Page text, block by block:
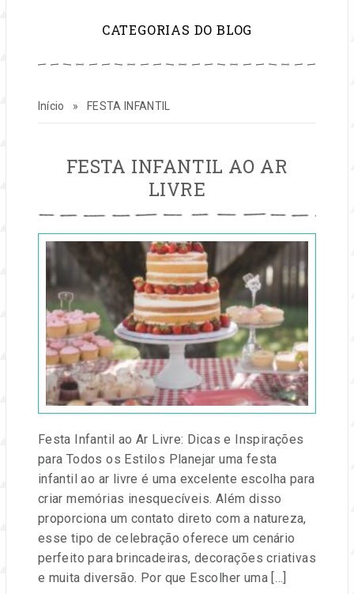
inspirar
sua
vida
seu
negócio
de
festas
e
eventos.
CATEGORIAS DO BLOG
Início » FESTA INFANTIL
FESTA
INFANTIL
FESTA INFANTIL AO AR
LIVRE
Publicado
em
23
jan,
2025por
Entre
na
Festa
Festa Infantil ao Ar Livre: Dicas e Inspirações
para Todos os Estilos Planejar uma festa
infantil ao ar livre é uma excelente escolha para
criar memórias inesquecíveis. Além disso
proporciona um contato direto com a natureza,
esse tipo de celebração oferece um cenário
perfeito para brincadeiras, decorações criativas
e muita diversão. Por que Escolher uma […]